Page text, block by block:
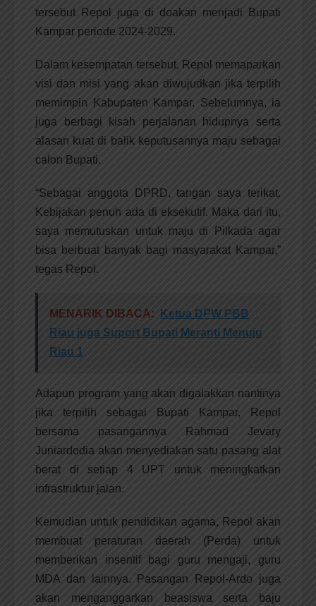
tersebut Repol juga di doakan menjadi Bupati
Kampar periode 2024-2029.
Dalam kesempatan tersebut, Repol memaparkan
visi dan misi yang akan diwujudkan jika terpilih
memimpin Kabupaten Kampar. Sebelumnya, ia
juga berbagi kisah perjalanan hidupnya serta
alasan kuat di balik keputusannya maju sebagai
calon Bupati.
“Sebagai anggota DPRD, tangan saya terikat.
Kebijakan penuh ada di eksekutif. Maka dari itu,
saya memutuskan untuk maju di Pilkada agar
bisa berbuat banyak bagi masyarakat Kampar,”
tegas Repol.
MENARIK DIBACA:
Ketua DPW PBB
Riau juga Suport Bupati Meranti Menuju
Riau 1
Adapun program yang akan digalakkan nantinya
jika terpilih sebagai Bupati Kampar, Repol
bersama pasangannya Rahmad Jevary
Juniardodia akan menyediakan satu pasang alat
berat di setiap 4 UPT untuk meningkatkan
infrastruktur jalan.
Kemudian untuk pendidikan agama, Repol akan
membuat peraturan daerah (Perda) untuk
memberikan insentif bagi guru mengaji, guru
MDA dan lainnya. Pasangan Repol-Ardo juga
akan menganggarkan beasiswa serta baju